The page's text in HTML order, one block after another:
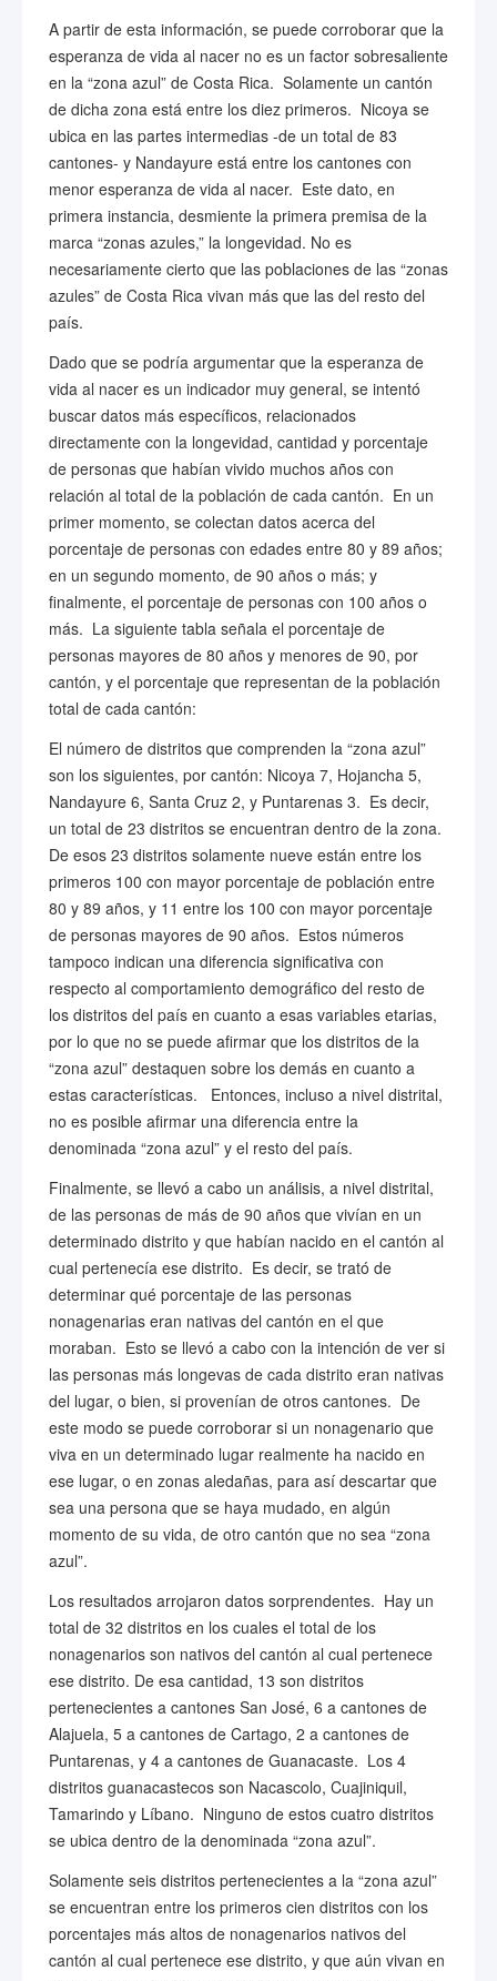
A partir de esta información, se puede corroborar que la
esperanza de vida al nacer no es un factor sobresaliente
en la “zona azul” de Costa Rica. Solamente un cantón
de dicha zona está entre los diez primeros. Nicoya se
ubica en las partes intermedias -de un total de 83
cantones- y Nandayure está entre los cantones con
menor esperanza de vida al nacer. Este dato, en
primera instancia, desmiente la primera premisa de la
marca “zonas azules,” la longevidad. No es
necesariamente cierto que las poblaciones de las “zonas
azules” de Costa Rica vivan más que las del resto del
país.
Dado que se podría argumentar que la esperanza de
vida al nacer es un indicador muy general, se intentó
buscar datos más específicos, relacionados
directamente con la longevidad, cantidad y porcentaje
de personas que habían vivido muchos años con
relación al total de la población de cada cantón. En un
primer momento, se colectan datos acerca del
porcentaje de personas con edades entre 80 y 89 años;
en un segundo momento, de 90 años o más; y
finalmente, el porcentaje de personas con 100 años o
más. La siguiente tabla señala el porcentaje de
personas mayores de 80 años y menores de 90, por
cantón, y el porcentaje que representan de la población
total de cada cantón:
El número de distritos que comprenden la “zona azul”
son los siguientes, por cantón: Nicoya 7, Hojancha 5,
Nandayure 6, Santa Cruz 2, y Puntarenas 3. Es decir,
un total de 23 distritos se encuentran dentro de la zona.
De esos 23 distritos solamente nueve están entre los
primeros 100 con mayor porcentaje de población entre
80 y 89 años, y 11 entre los 100 con mayor porcentaje
de personas mayores de 90 años. Estos números
tampoco indican una diferencia significativa con
respecto al comportamiento demográfico del resto de
los distritos del país en cuanto a esas variables etarias,
por lo que no se puede afirmar que los distritos de la
“zona azul” destaquen sobre los demás en cuanto a
estas características. Entonces, incluso a nivel distrital,
no es posible afirmar una diferencia entre la
denominada “zona azul” y el resto del país.
Finalmente, se llevó a cabo un análisis, a nivel distrital,
de las personas de más de 90 años que vivían en un
determinado distrito y que habían nacido en el cantón al
cual pertenecía ese distrito. Es decir, se trató de
determinar qué porcentaje de las personas
nonagenarias eran nativas del cantón en el que
moraban. Esto se llevó a cabo con la intención de ver si
las personas más longevas de cada distrito eran nativas
del lugar, o bien, si provenían de otros cantones. De
este modo se puede corroborar si un nonagenario que
viva en un determinado lugar realmente ha nacido en
ese lugar, o en zonas aledañas, para así descartar que
sea una persona que se haya mudado, en algún
momento de su vida, de otro cantón que no sea “zona
azul”.
Los resultados arrojaron datos sorprendentes. Hay un
total de 32 distritos en los cuales el total de los
nonagenarios son nativos del cantón al cual pertenece
ese distrito. De esa cantidad, 13 son distritos
pertenecientes a cantones San José, 6 a cantones de
Alajuela, 5 a cantones de Cartago, 2 a cantones de
Puntarenas, y 4 a cantones de Guanacaste. Los 4
distritos guanacastecos son Nacascolo, Cuajiniquil,
Tamarindo y Líbano. Ninguno de estos cuatro distritos
se ubica dentro de la denominada “zona azul”.
Solamente seis distritos pertenecientes a la “zona azul”
se encuentran entre los primeros cien distritos con los
porcentajes más altos de nonagenarios nativos del
cantón al cual pertenece ese distrito, y que aún vivan en